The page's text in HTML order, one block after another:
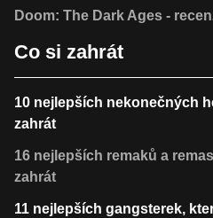
Doom: The Dark Ages -
Co si zahrát
10 nejlepších nekonečných
zahrát
16 nejlepších remaků a
zahrát
11 nejlepších gangsterek,